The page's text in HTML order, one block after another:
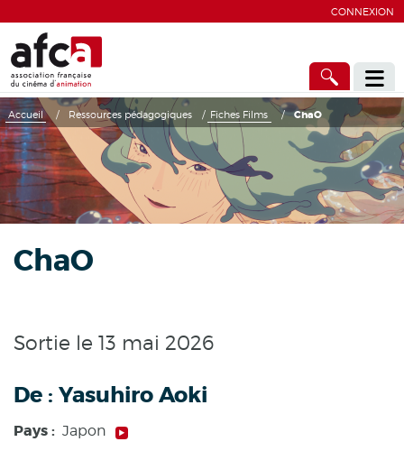
CONNEXION
Accueil / Ressources pédagogiques / Fiches Films / ChaO
ChaO
Sortie le 13 mai 2026
De : Yasuhiro Aoki
Pays : Japon